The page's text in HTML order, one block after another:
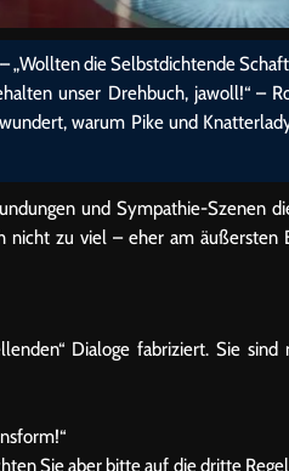
„Wollten die Selbstdichtende
unser Drehbuch, jawoll!“ –
warum Pike und
und Sympathie-Szenen
zu viel – eher am äußersten
Dialoge fabriziert. Sie sind
Sie aber bitte auf die dritte